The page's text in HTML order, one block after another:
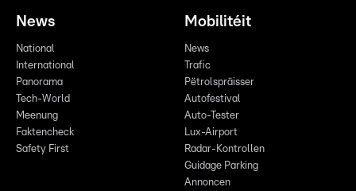
News
National
International
Panorama
Tech-World
Meenung
Faktencheck
Safety First
Mobilitéit
News
Trafic
Pëtrolspräisser
Autofestival
Auto-Tester
Lux-Airport
Radar-Kontrollen
Guidage Parking
Annoncen